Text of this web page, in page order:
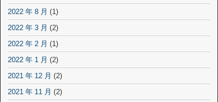
2022 年 8 月 (1)
2022 年 3 月 (2)
2022 年 2 月 (1)
2022 年 1 月 (2)
2021 年 12 月 (2)
2021 年 11 月 (2)